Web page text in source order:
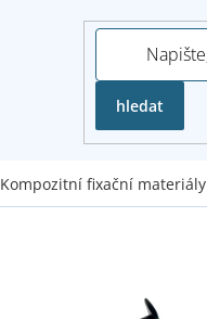
hledat
Kompozitní fixační materiály